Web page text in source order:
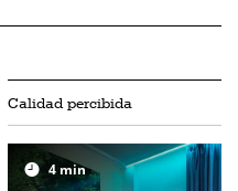
Calidad percibida
4 min